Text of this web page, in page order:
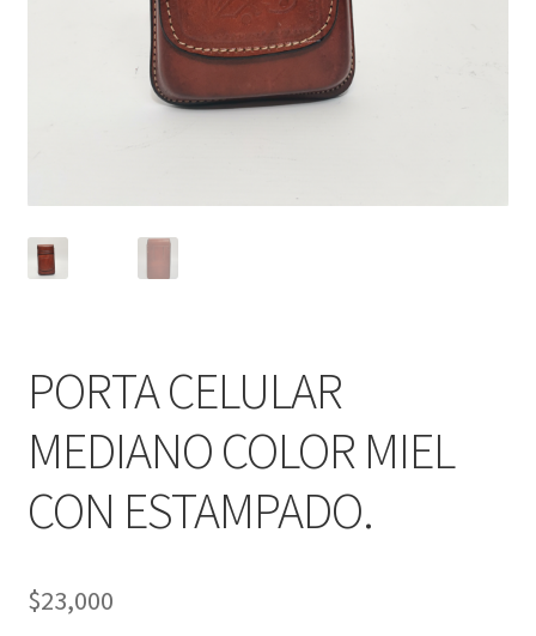
PORTA CELULAR
MEDIANO COLOR MIEL
CON ESTAMPADO.
$23,000